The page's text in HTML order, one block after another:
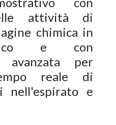
attività di
chimica in
e con
avanzata per
reale di
nell'espirato e